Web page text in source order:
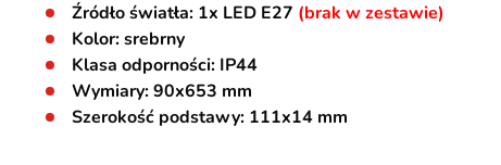
Źródło światła: 1x LED E27 (brak w zestawie)
Kolor: srebrny
Klasa odporności: IP44
Wymiary: 90x653 mm
Szerokość podstawy: 111x14 mm